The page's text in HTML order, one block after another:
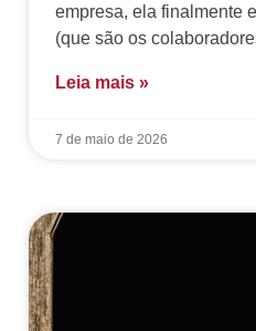
empresa, ela finalmente
(que são os
Leia mais »
7 de maio de 2026